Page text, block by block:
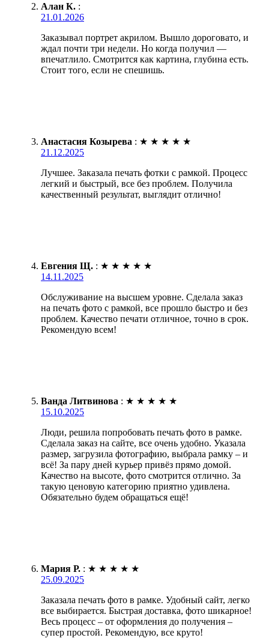
Алан К. :
21.01.2026
Заказывал портрет акрилом. Вышло дороговато, и
ждал почти три недели. Но когда получил —
впечатлило. Смотрится как картина, глубина есть.
Стоит того, если не спешишь.
Анастасия Козырева : ★ ★ ★ ★ ★
21.12.2025
Лучшее. Заказала печать фотки с рамкой. Процесс
легкий и быстрый, все без проблем. Получила
качественный результат, выглядит отлично!
Евгения Щ. : ★ ★ ★ ★ ★
14.11.2025
Обслуживание на высшем уровне. Сделала заказ
на печать фото с рамкой, все прошло быстро и без
проблем. Качество печати отличное, точно в срок.
Рекомендую всем!
Ванда Литвинова : ★ ★ ★ ★ ★
15.10.2025
Люди, решила попробовать печать фото в рамке.
Сделала заказ на сайте, все очень удобно. Указала
размер, загрузила фотографию, выбрала рамку – и
всё! За пару дней курьер привёз прямо домой.
Качество на высоте, фото смотрится отлично. За
такую ценовую категорию приятно удивлена.
Обязательно будем обращаться ещё!
Мария Р. : ★ ★ ★ ★ ★
25.09.2025
Заказала печать фото в рамке. Удобный сайт, легко
все выбирается. Быстрая доставка, фото шикарное!
Весь процесс – от оформления до получения –
супер простой. Рекомендую, все круто!